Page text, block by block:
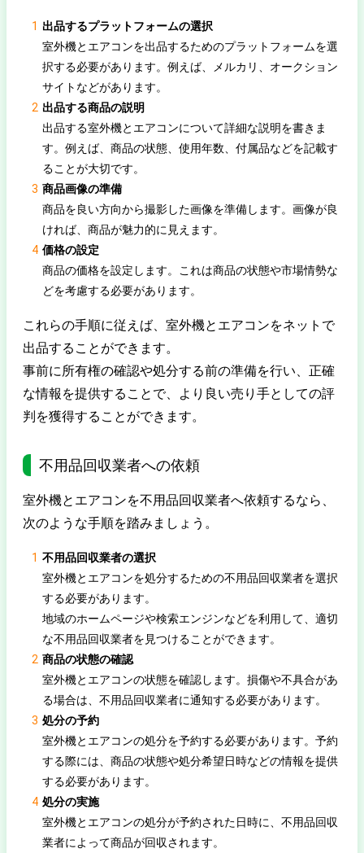
出品するプラットフォームの選択
室外機とエアコンを出品するためのプラットフォームを選
択する必要があります。例えば、メルカリ、オークション
サイトなどがあります。
出品する商品の説明
出品する室外機とエアコンについて詳細な説明を書きま
す。例えば、商品の状態、使用年数、付属品などを記載す
ることが大切です。
商品画像の準備
商品を良い方向から撮影した画像を準備します。画像が良
ければ、商品が魅力的に見えます。
価格の設定
商品の価格を設定します。これは商品の状態や市場情勢な
どを考慮する必要があります。
これらの手順に従えば、室外機とエアコンをネットで
出品することができます。
事前に所有権の確認や処分する前の準備を行い、正確
な情報を提供することで、より良い売り手としての評
判を獲得することができます。
不用品回収業者への依頼
室外機とエアコンを不用品回収業者へ依頼するなら、
次のような手順を踏みましょう。
不用品回収業者の選択
室外機とエアコンを処分するための不用品回収業者を選択
する必要があります。
地域のホームページや検索エンジンなどを利用して、適切
な不用品回収業者を見つけることができます。
商品の状態の確認
室外機とエアコンの状態を確認します。損傷や不具合があ
る場合は、不用品回収業者に通知する必要があります。
処分の予約
室外機とエアコンの処分を予約する必要があります。予約
する際には、商品の状態や処分希望日時などの情報を提供
する必要があります。
処分の実施
室外機とエアコンの処分が予約された日時に、不用品回収
業者によって商品が回収されます。